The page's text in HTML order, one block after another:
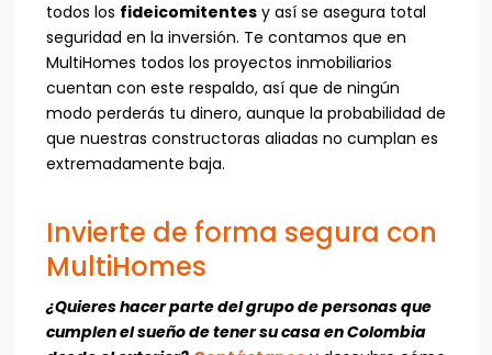
todos los fideicomitentes y así se asegura total
seguridad en la inversión. Te contamos que en
MultiHomes todos los proyectos inmobiliarios
cuentan con este respaldo, así que de ningún
modo perderás tu dinero, aunque la probabilidad de
que nuestras constructoras aliadas no cumplan es
extremadamente baja.
Invierte de forma segura con
MultiHomes
¿Quieres hacer parte del grupo de personas que
cumplen el sueño de tener su casa en Colombia